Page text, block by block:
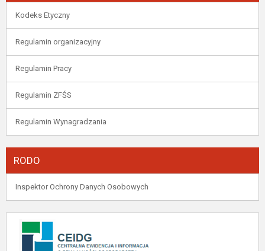
Kodeks Etyczny
Regulamin organizacyjny
Regulamin Pracy
Regulamin ZFŚS
Regulamin Wynagradzania
RODO
Inspektor Ochrony Danych Osobowych